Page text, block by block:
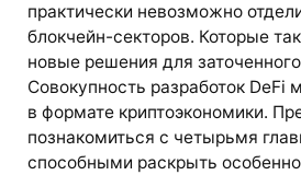
практически невозможно
блокчейн-секторов. Которые
новые решения для
Совокупность разработок DeFi
в формате криптоэкономики.
познакомиться с четырьмя
способными раскрыть